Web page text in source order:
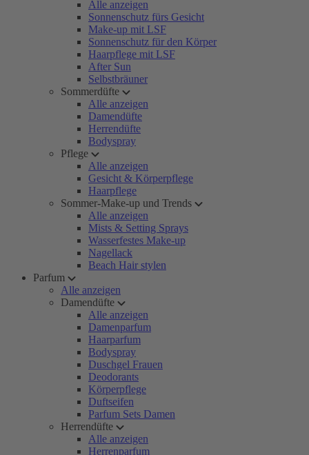
Alle anzeigen
Sonnenschutz fürs Gesicht
Make-up mit LSF
Sonnenschutz für den Körper
Haarpflege mit LSF
After Sun
Selbstbräuner
Sommerdüfte
Alle anzeigen
Damendüfte
Herrendüfte
Bodyspray
Pflege
Alle anzeigen
Gesicht & Körperpflege
Haarpflege
Sommer-Make-up und Trends
Alle anzeigen
Mists & Setting Sprays
Wasserfestes Make-up
Nagellack
Beach Hair stylen
Parfum
Alle anzeigen
Damendüfte
Alle anzeigen
Damenparfum
Haarparfum
Bodyspray
Duschgel Frauen
Deodorants
Körperpflege
Duftseifen
Parfum Sets Damen
Herrendüfte
Alle anzeigen
Herrenparfum